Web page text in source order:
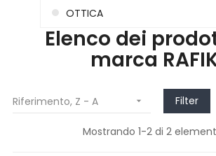
OTTICA
Elenco dei
marca
Riferimento, Z - A  Filter
Mostrando 1-2 di 2